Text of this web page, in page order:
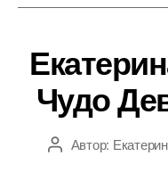
Чудо
АвторАвтор: